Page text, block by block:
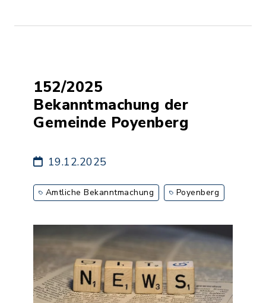
152/2025
Bekanntmachung der
Gemeinde Poyenberg
19.12.2025
Amtliche Bekanntmachung Poyenberg